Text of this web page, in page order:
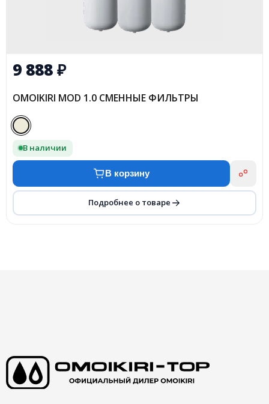
9 888₽
OMOIKIRI MOD 1.0 СМЕННЫЕ ФИЛЬТРЫ
В наличии
В корзину
Подробнее о товаре